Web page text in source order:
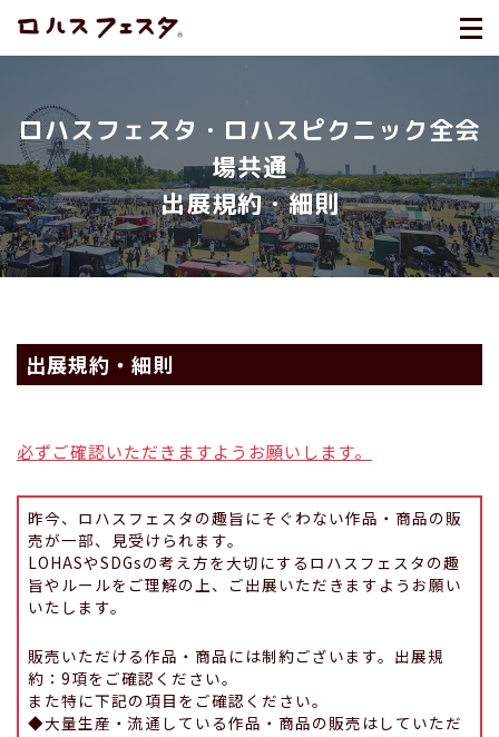
ロハスフェスタ・ロハスピクニック全会
場共通
出展規約・細則
出展規約・細則
必ずご確認いただきますようお願いします。
昨今、ロハスフェスタの趣旨にそぐわない作品・商品の販
売が一部、見受けられます。
LOHASやSDGsの考え方を大切にするロハスフェスタの趣
旨やルールをご理解の上、ご出展いただきますようお願い
いたします。
販売いただける作品・商品には制約ございます。出展規
約：9項をご確認ください。
また特に下記の項目をご確認ください。
◆大量生産・流通している作品・商品の販売はしていただ